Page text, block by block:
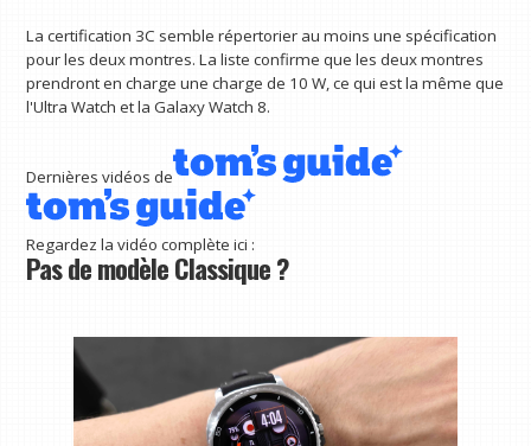
La certification 3C semble répertorier au moins une spécification
pour les deux montres. La liste confirme que les deux montres
prendront en charge une charge de 10 W, ce qui est la même que
l'Ultra Watch et la Galaxy Watch 8.
Dernières vidéos de
Regardez la vidéo complète ici :
Pas de modèle Classique ?